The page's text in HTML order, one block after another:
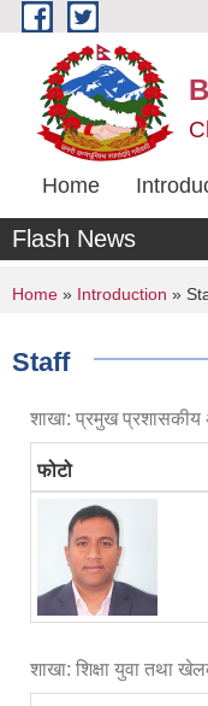
Skip to main content
Home
Flash News
You are here
Home » Introduction »
Staff
शाखा: प्रमुख
फोटो
शाखा: शिक्षा युवा तथा